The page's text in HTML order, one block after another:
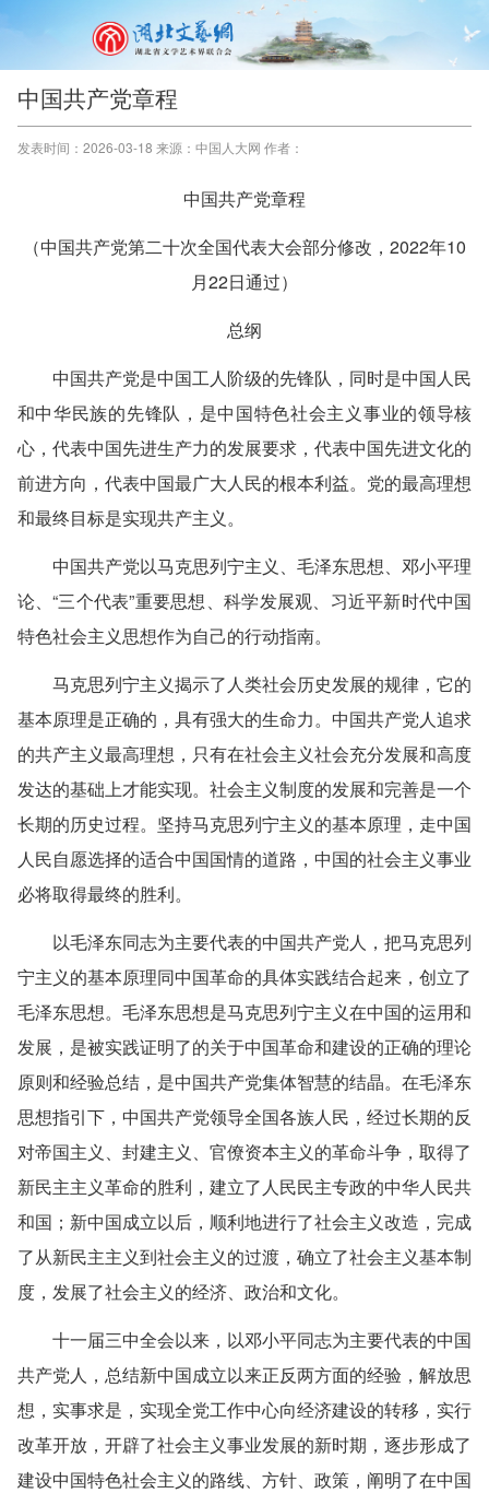
中国共产党章程
发表时间：2026-03-18 来源：中国人大网 作者：
中国共产党章程
（中国共产党第二十次全国代表大会部分修改，2022年10
月22日通过）
总纲
中国共产党是中国工人阶级的先锋队，同时是中国人民
和中华民族的先锋队，是中国特色社会主义事业的领导核
心，代表中国先进生产力的发展要求，代表中国先进文化的
前进方向，代表中国最广大人民的根本利益。党的最高理想
和最终目标是实现共产主义。
中国共产党以马克思列宁主义、毛泽东思想、邓小平理
论、“三个代表”重要思想、科学发展观、习近平新时代中国
特色社会主义思想作为自己的行动指南。
马克思列宁主义揭示了人类社会历史发展的规律，它的
基本原理是正确的，具有强大的生命力。中国共产党人追求
的共产主义最高理想，只有在社会主义社会充分发展和高度
发达的基础上才能实现。社会主义制度的发展和完善是一个
长期的历史过程。坚持马克思列宁主义的基本原理，走中国
人民自愿选择的适合中国国情的道路，中国的社会主义事业
必将取得最终的胜利。
以毛泽东同志为主要代表的中国共产党人，把马克思列
宁主义的基本原理同中国革命的具体实践结合起来，创立了
毛泽东思想。毛泽东思想是马克思列宁主义在中国的运用和
发展，是被实践证明了的关于中国革命和建设的正确的理论
原则和经验总结，是中国共产党集体智慧的结晶。在毛泽东
思想指引下，中国共产党领导全国各族人民，经过长期的反
对帝国主义、封建主义、官僚资本主义的革命斗争，取得了
新民主主义革命的胜利，建立了人民民主专政的中华人民共
和国；新中国成立以后，顺利地进行了社会主义改造，完成
了从新民主主义到社会主义的过渡，确立了社会主义基本制
度，发展了社会主义的经济、政治和文化。
十一届三中全会以来，以邓小平同志为主要代表的中国
共产党人，总结新中国成立以来正反两方面的经验，解放思
想，实事求是，实现全党工作中心向经济建设的转移，实行
改革开放，开辟了社会主义事业发展的新时期，逐步形成了
建设中国特色社会主义的路线、方针、政策，阐明了在中国